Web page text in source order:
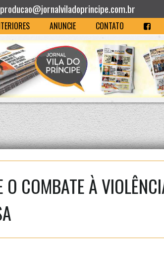
producao@jornalviladoprincipe.com.br
ANUNCIE CONTATO
COMBATE À